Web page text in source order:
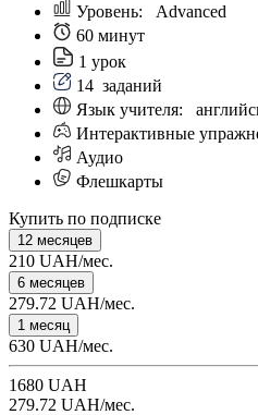
Уровень: Аdvanced
60 минут
1 урок
14 заданий
Язык учителя:
Интерактивные
Аудио
Флешкарты
Купить по подписке
12 месяцев
210 UAH/мес.
6 месяцев
279.72 UAH/мес.
1 месяц
630 UAH/мес.
1680 UAH
279.72 UAH/мес.